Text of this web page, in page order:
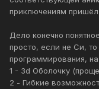
приключениям
Дело конечно
просто, если не Си,
программирования,
1 - 3d Оболочку
2 - Гибкие